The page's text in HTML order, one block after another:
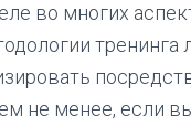
во многих
не менее, если